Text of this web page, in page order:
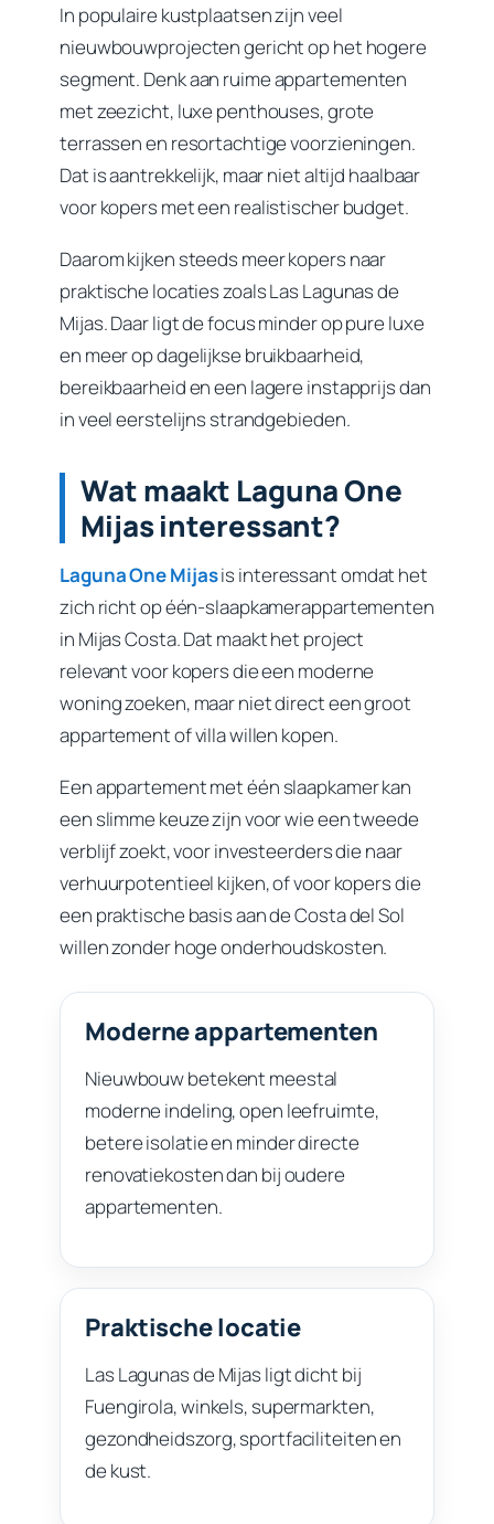
In populaire kustplaatsen zijn veel
nieuwbouwprojecten gericht op het hogere
segment. Denk aan ruime appartementen
met zeezicht, luxe penthouses, grote
terrassen en resortachtige voorzieningen.
Dat is aantrekkelijk, maar niet altijd haalbaar
voor kopers met een realistischer budget.
Daarom kijken steeds meer kopers naar
praktische locaties zoals Las Lagunas de
Mijas. Daar ligt de focus minder op pure luxe
en meer op dagelijkse bruikbaarheid,
bereikbaarheid en een lagere instapprijs dan
in veel eerstelijns strandgebieden.
Wat maakt Laguna One
Mijas interessant?
Laguna One Mijasis interessant omdat het
zich richt op één-slaapkamerappartementen
in Mijas Costa. Dat maakt het project
relevant voor kopers die een moderne
woning zoeken, maar niet direct een groot
appartement of villa willen kopen.
Een appartement met één slaapkamer kan
een slimme keuze zijn voor wie een tweede
verblijf zoekt, voor investeerders die naar
verhuurpotentieel kijken, of voor kopers die
een praktische basis aan de Costa del Sol
willen zonder hoge onderhoudskosten.
Moderne appartementen
Nieuwbouw betekent meestal
moderne indeling, open leefruimte,
betere isolatie en minder directe
renovatiekosten dan bij oudere
appartementen.
Praktische locatie
Las Lagunas de Mijas ligt dicht bij
Fuengirola, winkels, supermarkten,
gezondheidszorg, sportfaciliteiten en
de kust.